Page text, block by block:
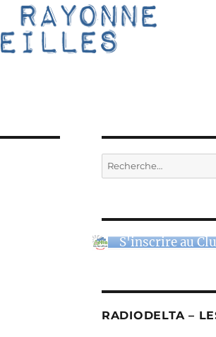
Recherche
pour :
S'inscrire au
RADIODELTA –